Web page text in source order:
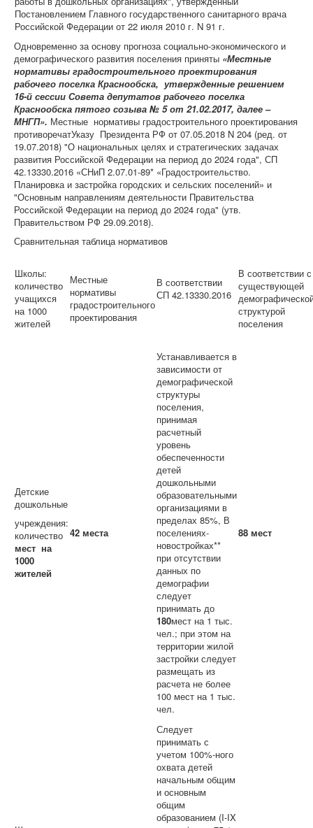
Постановлением Главного государственного санитарного врача
Российской Федерации от 22 июля 2010 г. N 91 г.
Одновременно за основу прогноза социально-экономического и
демографического развития поселения приняты «Местные
нормативы градостроительного проектирования
рабочего поселка Краснообска, утвержденные решением
16-й сессии Совета депутатов рабочего поселка
Краснообска пятого созыва № 5 от 21.02.2017, далее –
МНГП». Местные нормативы градостроительного проектирования
противоречатУказу Президента РФ от 07.05.2018 N 204 (ред. от
19.07.2018) "О национальных целях и стратегических задачах
развития Российской Федерации на период до 2024 года", СП
42.13330.2016 «СНиП 2.07.01-89* «Градостроительство.
Планировка и застройка городских и сельских поселений» и
"Основным направлениям деятельности Правительства
Российской Федерации на период до 2024 года" (утв.
Правительством РФ 29.09.2018).
Сравнительная таблица нормативов
Школы:
количество
учащихся
на 1000
жителей
Местные
нормативы
градостроительного
проектирования
В соответствии
СП 42.13330.2016
В соответствии с
существующей
структурой
поселения
Детские
дошкольные
учреждения:
количество
мест на
1000
жителей
42 места
Устанавливается в
зависимости от
демографической
структуры
поселения,
принимая
расчетный
уровень
обеспеченности
детей
дошкольными
образовательными
организациями в
пределах 85%, В
поселениях-
новостройках**
при отсутствии
данных по
демографии
следует
принимать до
180мест на 1 тыс.
чел.; при этом на
территории жилой
застройки следует
размещать из
расчета не более
100 мест на 1 тыс.
чел.
88 мест
Следует
принимать с
учетом 100%-ного
охвата детей
начальным общим
и основным
общим
образованием (I-IX